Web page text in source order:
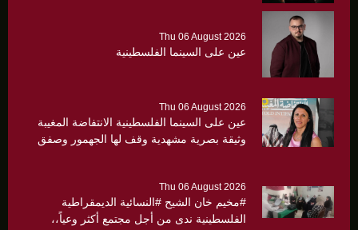
Thu 06 August 2026
عين على السينما الفلسطينية
Thu 06 August 2026
عين على السينما الفلسطينية الانتفاضة المغيبة
وثيقة بصرية مشهدية وقف لها الجهمور وصفق
Thu 06 August 2026
#مخيم خان الشيح #النسائية الديمقراطية
الفلسطينية ندى من أجل مجتمع أكثر وعياً،،